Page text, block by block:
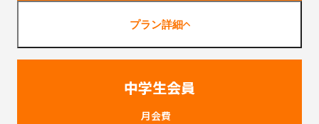
プラン詳細
中学生会員
月会費